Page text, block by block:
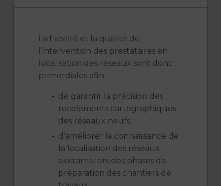
La fiabilité et la qualité de
l’intervention des prestataires en
localisation des réseaux sont donc
primordiales afin :
de garantir la précision des
recolements cartographiques
des réseaux neufs,
d’améliorer la connaissance de
la localisation des réseaux
existants lors des phases de
préparation des chantiers de